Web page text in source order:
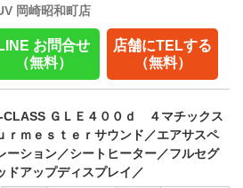
岡崎昭和町店
お問合せ
（無料）
店舗にTELする
（無料）
CLASS ＧＬＥ４００ｄ ４マチックス
ｍｅｓｔｅｒサウンド／エアサスペ
ーション／シートヒーター／フルセグ
ドアップディスプレイ／